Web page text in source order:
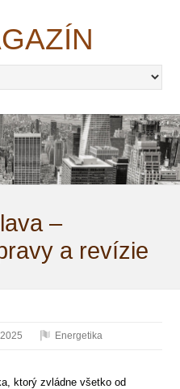
–
a revízie
Energetika
ktorý zvládne všetko od